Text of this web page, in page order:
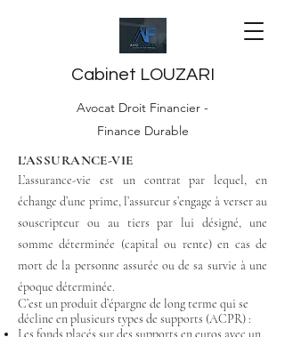
Cabinet LOUZARI
Avocat Droit Financier -
Finance Durable
L'ASSURANCE-VIE
L’assurance-vie est un contrat par lequel, en
échange d’une prime, l’assureur s’engage à verser au
souscripteur ou au tiers par lui désigné, une
somme déterminée (capital ou rente) en cas de
mort de la personne assurée ou de sa survie à une
époque déterminée.
C’est un produit d’épargne de long terme qui se
décline en plusieurs types de supports (ACPR) :
Les fonds placés sur des supports en euros avec un